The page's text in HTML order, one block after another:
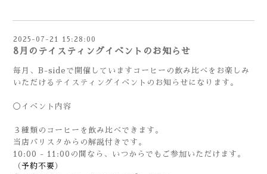
2025-07-21 15:28:00
8月のテイスティングイベントのお知らせ
毎月、B-sideで開催していますコーヒーの飲み比べをお楽しみ
いただけるテイスティングイベントのお知らせになります。
◯イベント内容
３種類のコーヒーを飲み比べできます。
当店バリスタからの解説付きです。
10:00 - 11:00の間なら、いつからでもご参加いただけます。
（予約不要）